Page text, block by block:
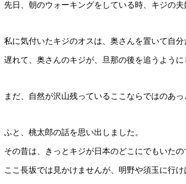
先日、朝のウォーキングをしている時、キジの夫
私に気付いたキジのオスは、奥さんを置いて自
遅れて、奥さんのキジが、旦那の後を追うよう
まだ、自然が沢山残っているここならではのあっ
ふと、桃太郎の話を思い出しました。
その昔は、きっとキジが日本のどこにでもいたの
ここ長坂では見かけませんが、明野や須玉に行